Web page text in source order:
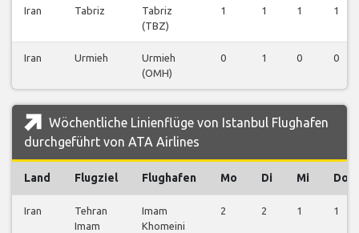
Iran Tabriz
Tabriz
(TBZ)
1 1 1 1
Iran Urmieh
Urmieh
(OMH)
0 1 0 0
Wöchentliche Linienflüge von Istanbul Flughafen
durchgeführt von ATA Airlines
Land Flugziel Flughafen Mo Di Mi Do
Iran
Tehran
Imam
Imam
Khomeini
2 2 1 1